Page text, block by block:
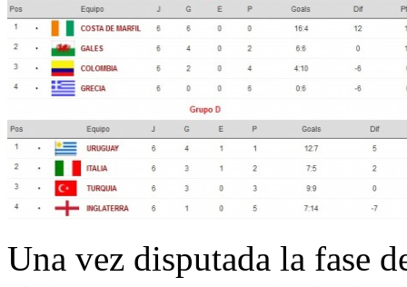
Una vez disputada la fase